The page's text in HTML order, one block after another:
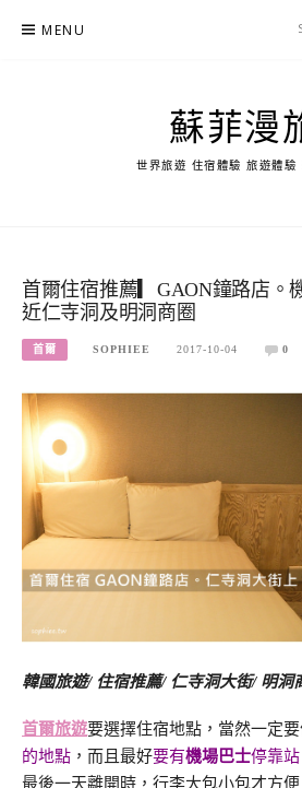
MENU
蘇菲漫
世界旅遊 住宿體驗 旅遊體驗
首爾住宿推薦▎GAON鐘路店。
近仁寺洞及明洞商圈
首爾 SOPHIEE 2017-10-04 0
韓國旅遊/ 住宿推薦/ 仁寺洞大街/ 明洞
首爾旅遊要選擇住宿地點，當然一定
的地點 ，而且最好要有機場巴士停靠站
最後一天離開時，行李大包小包才方便